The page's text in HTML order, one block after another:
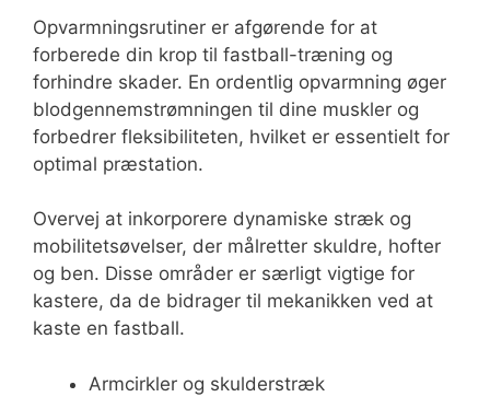
Opvarmningsrutiner er afgørende for at
forberede din krop til fastball-træning og
forhindre skader. En ordentlig opvarmning øger
blodgennemstrømningen til dine muskler og
forbedrer fleksibiliteten, hvilket er essentielt for
optimal præstation.
Overvej at inkorporere dynamiske stræk og
mobilitetsøvelser, der målretter skuldre, hofter
og ben. Disse områder er særligt vigtige for
kastere, da de bidrager til mekanikken ved at
kaste en fastball.
Armcirkler og skulderstræk